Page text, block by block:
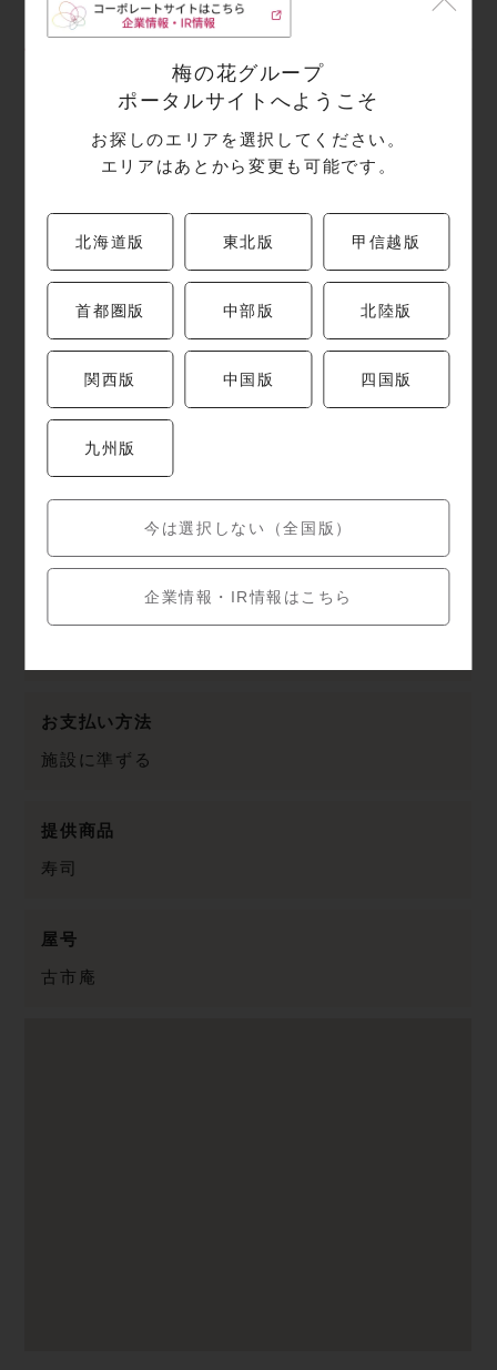
梅の花グループ
ポータルサイトへようこそ
お探しのエリアを選択してください。
エリアはあとから変更も可能です。
北海道版 東北版 甲信越版
首都圏版 中部版 北陸版
関西版 中国版 四国版
九州版
今は選択しない（全国版）
企業情報・IR情報はこちら
店舗情報
〒980-0021
エスパル仙台東館2F
電話番号
022-353-6652
定休日
施設に準ずる
お支払い方法
施設に準ずる
提供商品
寿司
屋号
古市庵